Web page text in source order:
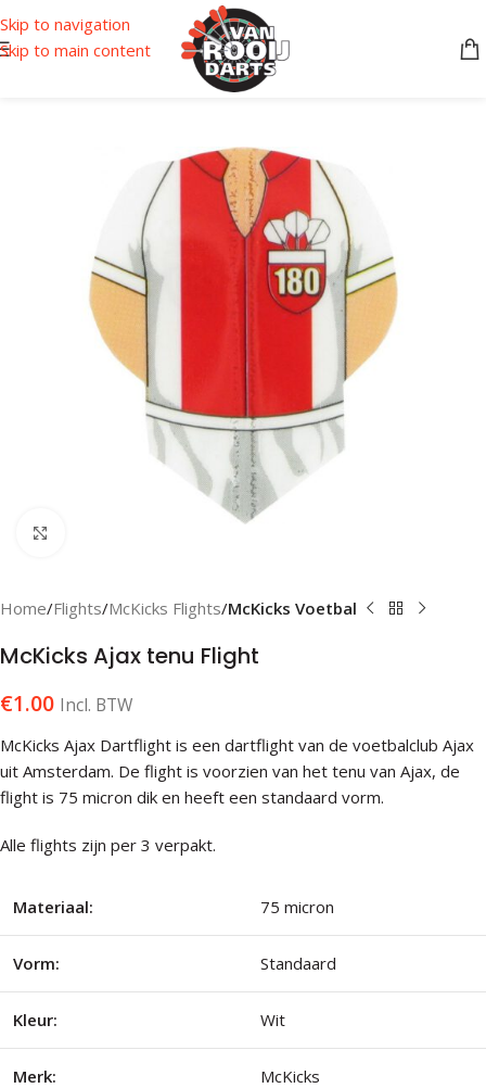
Skip to navigation
Skip to main content
Home Flights McKicks Flights McKicks Voetbal
McKicks Ajax tenu Flight
€1.00 Incl. BTW
McKicks Ajax Dartflight is een dartflight van de voetbalclub Ajax
uit Amsterdam. De flight is voorzien van het tenu van Ajax, de
flight is 75 micron dik en heeft een standaard vorm.
Alle flights zijn per 3 verpakt.
Materiaal: 75 micron
Vorm: Standaard
Kleur: Wit
Merk: McKicks